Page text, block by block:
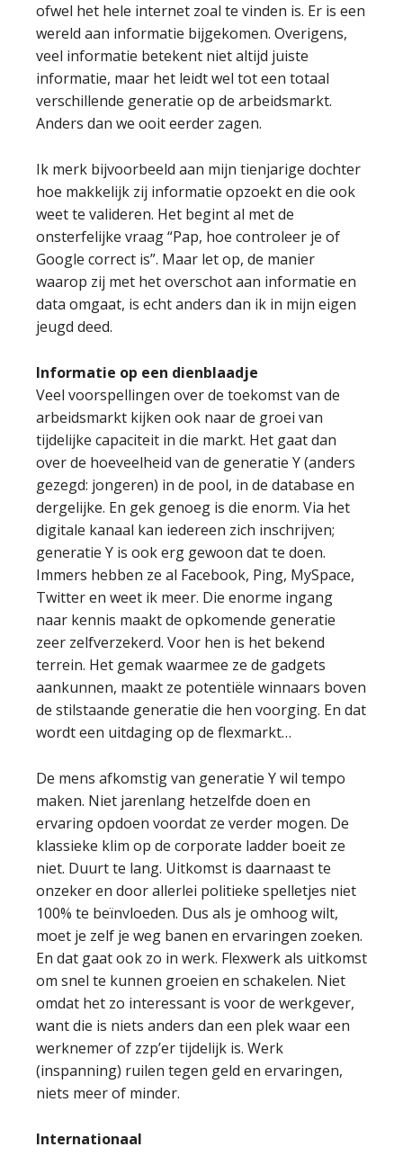
ofwel het hele internet zoal te vinden is. Er is een
wereld aan informatie bijgekomen. Overigens,
veel informatie betekent niet altijd juiste
informatie, maar het leidt wel tot een totaal
verschillende generatie op de arbeidsmarkt.
Anders dan we ooit eerder zagen.
Ik merk bijvoorbeeld aan mijn tienjarige dochter
hoe makkelijk zij informatie opzoekt en die ook
weet te valideren. Het begint al met de
onsterfelijke vraag “Pap, hoe controleer je of
Google correct is”. Maar let op, de manier
waarop zij met het overschot aan informatie en
data omgaat, is echt anders dan ik in mijn eigen
jeugd deed.
Informatie op een dienblaadje
Veel voorspellingen over de toekomst van de
arbeidsmarkt kijken ook naar de groei van
tijdelijke capaciteit in die markt. Het gaat dan
over de hoeveelheid van de generatie Y (anders
gezegd: jongeren) in de pool, in de database en
dergelijke. En gek genoeg is die enorm. Via het
digitale kanaal kan iedereen zich inschrijven;
generatie Y is ook erg gewoon dat te doen.
Immers hebben ze al Facebook, Ping, MySpace,
Twitter en weet ik meer. Die enorme ingang
naar kennis maakt de opkomende generatie
zeer zelfverzekerd. Voor hen is het bekend
terrein. Het gemak waarmee ze de gadgets
aankunnen, maakt ze potentiële winnaars boven
de stilstaande generatie die hen voorging. En dat
wordt een uitdaging op de flexmarkt…
De mens afkomstig van generatie Y wil tempo
maken. Niet jarenlang hetzelfde doen en
ervaring opdoen voordat ze verder mogen. De
klassieke klim op de corporate ladder boeit ze
niet. Duurt te lang. Uitkomst is daarnaast te
onzeker en door allerlei politieke spelletjes niet
100% te beïnvloeden. Dus als je omhoog wilt,
moet je zelf je weg banen en ervaringen zoeken.
En dat gaat ook zo in werk. Flexwerk als uitkomst
om snel te kunnen groeien en schakelen. Niet
omdat het zo interessant is voor de werkgever,
want die is niets anders dan een plek waar een
werknemer of zzp’er tijdelijk is. Werk
(inspanning) ruilen tegen geld en ervaringen,
niets meer of minder.
Internationaal